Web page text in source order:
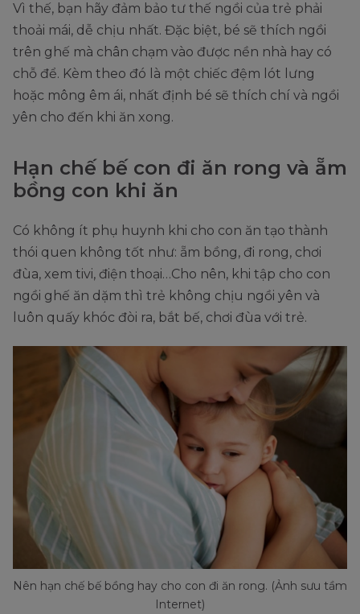
Vì thế, bạn hãy đảm bảo tư thế ngồi của trẻ phải
thoải mái, dễ chịu nhất. Đặc biệt, bé sẽ thích ngồi
trên ghế mà chân chạm vào được nền nhà hay có
chỗ để. Kèm theo đó là một chiếc đệm lót lưng
hoặc mông êm ái, nhất định bé sẽ thích chí và ngồi
yên cho đến khi ăn xong.
Hạn chế bế con đi ăn rong và ẵm
bồng con khi ăn
Có không ít phụ huynh khi cho con ăn tạo thành
thói quen không tốt như: ẵm bồng, đi rong, chơi
đùa, xem tivi, điện thoại…Cho nên, khi tập cho con
ngồi ghế ăn dặm thì trẻ không chịu ngồi yên và
luôn quấy khóc đòi ra, bắt bế, chơi đùa với trẻ.
Nên hạn chế bế bồng hay cho con đi ăn rong. (Ảnh sưu tầm
Internet)